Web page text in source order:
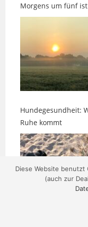
Hundegesundheit:
Diese Website benutzt
(auch zur